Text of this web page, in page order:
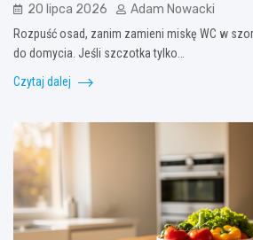
20 lipca 2026 Adam Nowacki
Rozpuść osad, zanim zamieni miskę WC w
do domycia. Jeśli szczotka tylko…
Czytaj dalej